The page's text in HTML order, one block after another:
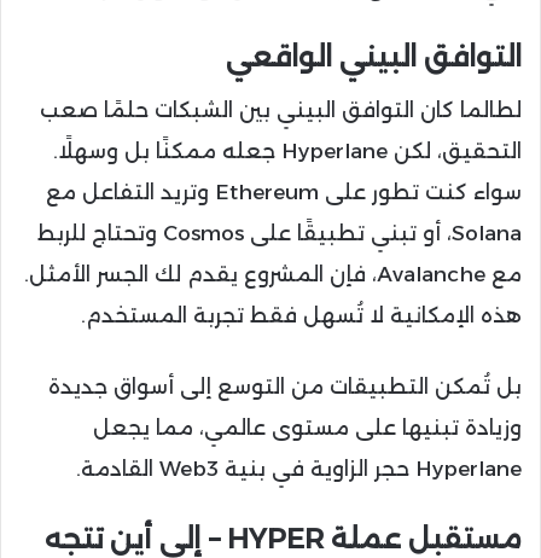
التوافق البيني الواقعي
لطالما كان التوافق البيني بين الشبكات حلمًا صعب
التحقيق، لكن Hyperlane جعله ممكنًا بل وسهلًا.
سواء كنت تطور على Ethereum وتريد التفاعل مع
Solana، أو تبني تطبيقًا على Cosmos وتحتاج للربط
مع Avalanche، فإن المشروع يقدم لك الجسر الأمثل.
هذه الإمكانية لا تُسهل فقط تجربة المستخدم.
بل تُمكن التطبيقات من التوسع إلى أسواق جديدة
وزيادة تبنيها على مستوى عالمي، مما يجعل
Hyperlane حجر الزاوية في بنية Web3 القادمة.
مستقبل عملة HYPER – إلى أين تتجه